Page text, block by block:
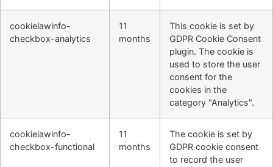
cookielawinfo-
checkbox-analytics
11
months
This cookie is set by
GDPR Cookie Consent
plugin. The cookie is
used to store the user
consent for the
cookies in the
category "Analytics".
cookielawinfo-
checkbox-functional
11
months
The cookie is set by
GDPR cookie consent
to record the user